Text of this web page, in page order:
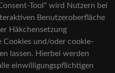
Tool“ wird Nutzern bei
Benutzeroberfläche
Häkchensetzung
Cookies und/oder cookie-
lassen. Hierbei werden
einwilligungspflichtigen